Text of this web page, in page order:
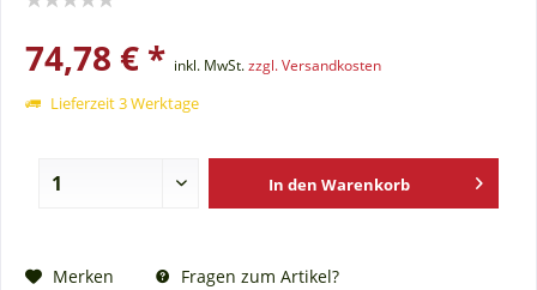
74,78 € * inkl. MwSt.zzgl. Versandkosten
Lieferzeit 3 Werktage
In den Warenkorb
Merken Fragen zum Artikel?